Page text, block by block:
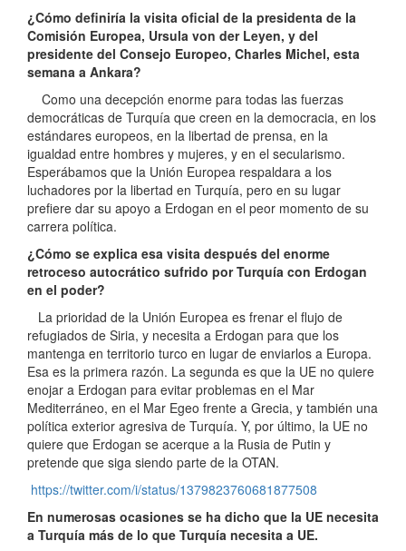
¿Cómo definiría la visita oficial de la presidenta de la
Comisión Europea, Ursula von der Leyen, y del
presidente del Consejo Europeo, Charles Michel, esta
semana a Ankara?
Como una decepción enorme para todas las fuerzas
democráticas de Turquía que creen en la democracia, en los
estándares europeos, en la libertad de prensa, en la
igualdad entre hombres y mujeres, y en el secularismo.
Esperábamos que la Unión Europea respaldara a los
luchadores por la libertad en Turquía, pero en su lugar
prefiere dar su apoyo a Erdogan en el peor momento de su
carrera política.
¿Cómo se explica esa visita después del enorme
retroceso autocrático sufrido por Turquía con Erdogan
en el poder?
La prioridad de la Unión Europea es frenar el flujo de
refugiados de Siria, y necesita a Erdogan para que los
mantenga en territorio turco en lugar de enviarlos a Europa.
Esa es la primera razón. La segunda es que la UE no quiere
enojar a Erdogan para evitar problemas en el Mar
Mediterráneo, en el Mar Egeo frente a Grecia, y también una
política exterior agresiva de Turquía. Y, por último, la UE no
quiere que Erdogan se acerque a la Rusia de Putin y
pretende que siga siendo parte de la OTAN.
https://twitter.com/i/status/1379823760681877508
En numerosas ocasiones se ha dicho que la UE necesita
a Turquía más de lo que Turquía necesita a UE.